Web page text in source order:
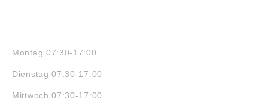
Montag 07:30-17:00
Dienstag 07:30-17:00
Mittwoch 07:30-17:00